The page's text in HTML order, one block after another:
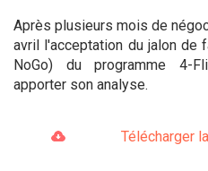
Après plusieurs mois de
avril l'acceptation du jalon de
NoGo) du programme 4-
apporter son analyse.
Télécharger